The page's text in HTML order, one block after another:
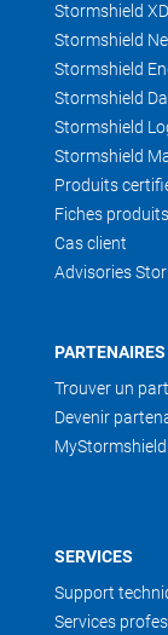
Stormshield
Stormshield
Stormshield
Stormshield
Stormshield
Stormshield
Produits
Fiches produits
Cas client
Advisories
PARTENAIRES
Trouver un
Devenir
MyStormshield
SERVICES
Support
Services